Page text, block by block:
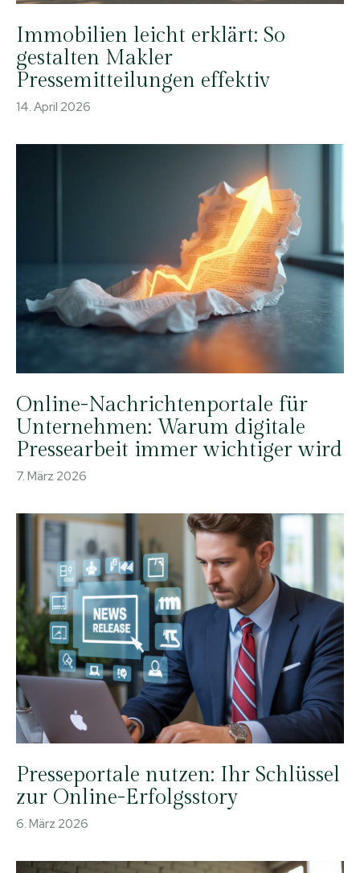
Immobilien leicht erklärt: So
gestalten Makler
Pressemitteilungen effektiv
14. April 2026
Online-Nachrichtenportale für
Unternehmen: Warum digitale
Pressearbeit immer wichtiger wird
7. März 2026
Presseportale nutzen: Ihr Schlüssel
zur Online-Erfolgsstory
6. März 2026